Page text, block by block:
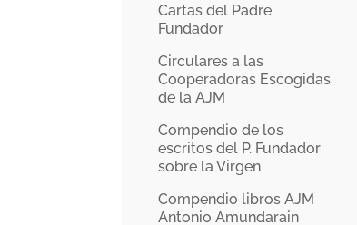
Cartas del Padre
Fundador
Circulares a las
Cooperadoras Escogidas
de la AJM
Compendio de los
escritos del P. Fundador
sobre la Virgen
Compendio libros AJM
Antonio Amundarain